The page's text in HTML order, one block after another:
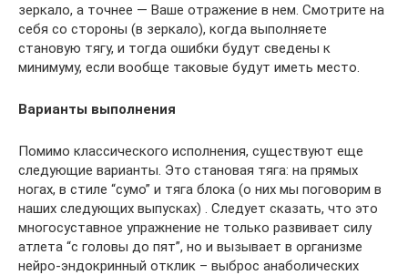
зеркало, а точнее — Ваше отражение в нем. Смотрите на
себя со стороны (в зеркало), когда выполняете
становую тягу, и тогда ошибки будут сведены к
минимуму, если вообще таковые будут иметь место.
Варианты выполнения
Помимо классического исполнения, существуют еще
следующие варианты. Это становая тяга: на прямых
ногах, в стиле “сумо” и тяга блока (о них мы поговорим в
наших следующих выпусках) . Следует сказать, что это
многосуставное упражнение не только развивает силу
атлета “с головы до пят”, но и вызывает в организме
нейро-эндокринный отклик – выброс анаболических